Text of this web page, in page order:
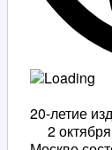
20-летие
2 октября